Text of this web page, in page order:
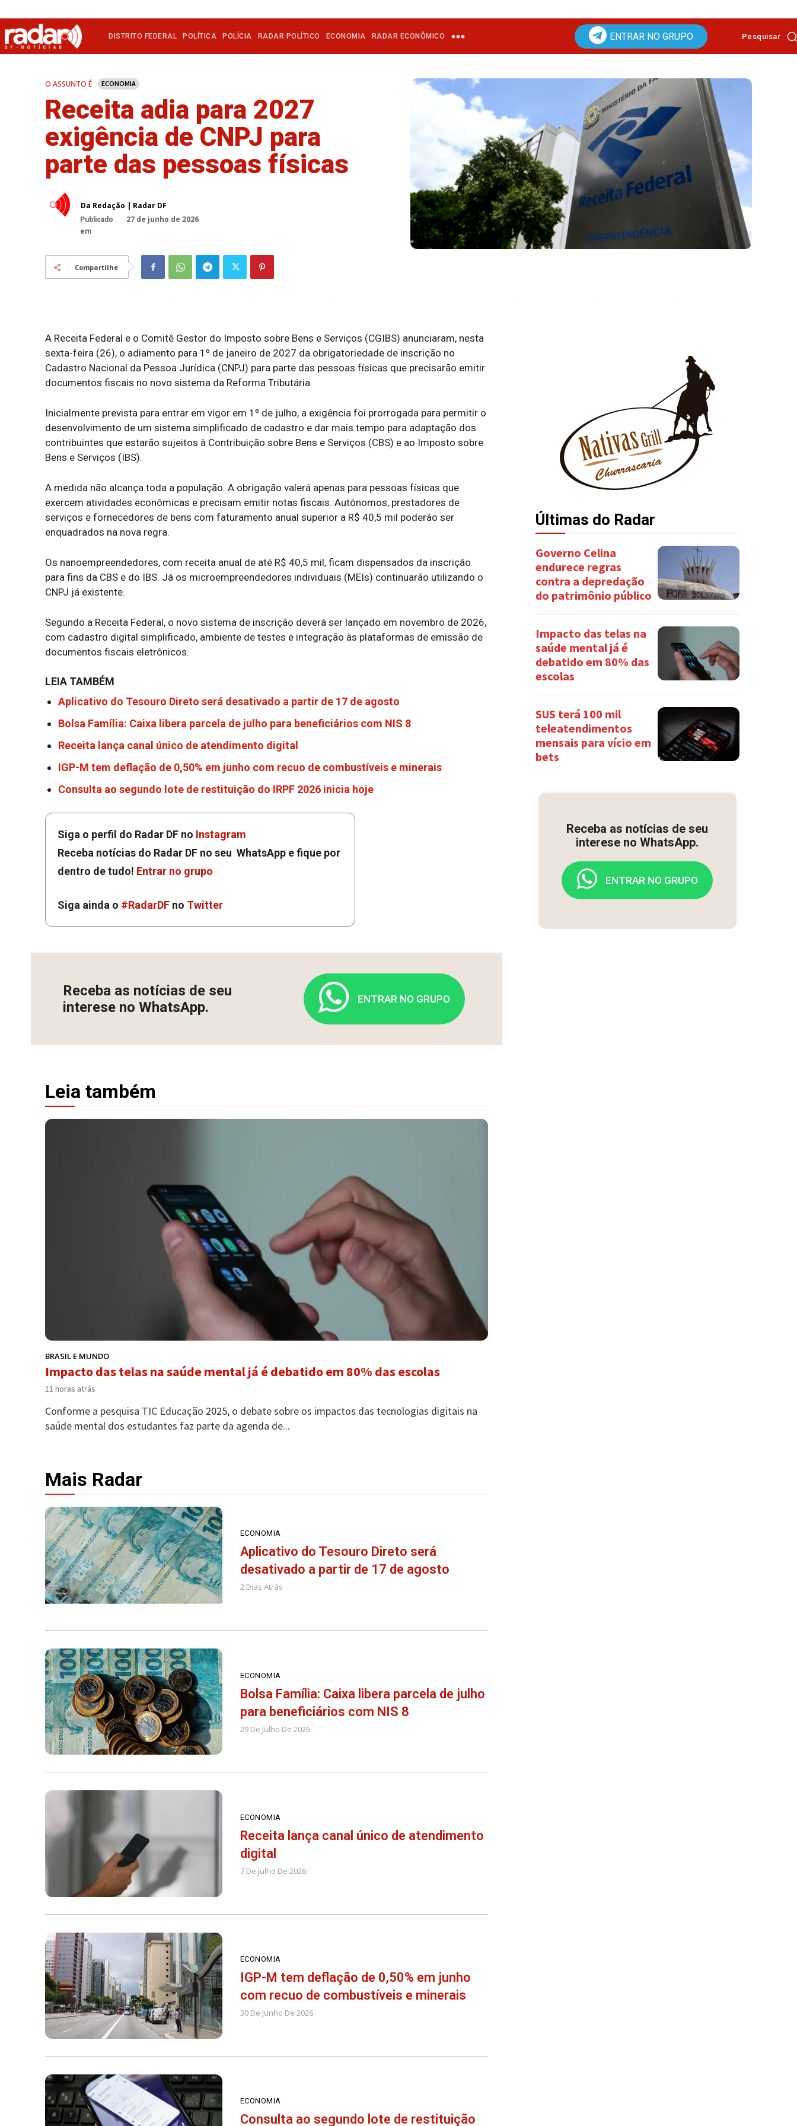
DISTRITO FEDERAL POLÍTICA POLÍCIA RADAR POLÍTICO ECONOMIA RADAR ECONÔMICO ENTRAR NO GRUPO Pesquisar
O ASSUNTO É ECONOMIA
Receita adia para 2027
exigência de CNPJ para
parte das pessoas físicas
Da Redação | Radar DF
Publicado
em
27 de junho de 2026
Compartilhe
A Receita Federal e o Comitê Gestor do Imposto sobre Bens e Serviços (CGIBS) anunciaram, nesta
sexta-feira (26), o adiamento para 1º de janeiro de 2027 da obrigatoriedade de inscrição no
Cadastro Nacional da Pessoa Jurídica (CNPJ) para parte das pessoas físicas que precisarão emitir
documentos fiscais no novo sistema da Reforma Tributária.
Inicialmente prevista para entrar em vigor em 1º de julho, a exigência foi prorrogada para permitir o
desenvolvimento de um sistema simplificado de cadastro e dar mais tempo para adaptação dos
contribuintes que estarão sujeitos à Contribuição sobre Bens e Serviços (CBS) e ao Imposto sobre
Bens e Serviços (IBS).
A medida não alcança toda a população. A obrigação valerá apenas para pessoas físicas que
exercem atividades econômicas e precisam emitir notas fiscais. Autônomos, prestadores de
serviços e fornecedores de bens com faturamento anual superior a R$ 40,5 mil poderão ser
enquadrados na nova regra.
Os nanoempreendedores, com receita anual de até R$ 40,5 mil, ficam dispensados da inscrição
para fins da CBS e do IBS. Já os microempreendedores individuais (MEIs) continuarão utilizando o
CNPJ já existente.
Segundo a Receita Federal, o novo sistema de inscrição deverá ser lançado em novembro de 2026,
com cadastro digital simplificado, ambiente de testes e integração às plataformas de emissão de
documentos fiscais eletrônicos.
LEIA TAMBÉM
Aplicativo do Tesouro Direto será desativado a partir de 17 de agosto
Bolsa Família: Caixa libera parcela de julho para beneficiários com NIS 8
Receita lança canal único de atendimento digital
IGP-M tem deflação de 0,50% em junho com recuo de combustíveis e minerais
Consulta ao segundo lote de restituição do IRPF 2026 inicia hoje
Siga o perfil do Radar DF no Instagram
Receba notícias do Radar DF no seu WhatsApp e fique por
dentro de tudo! Entrar no grupo
Siga ainda o #RadarDF no Twitter
Receba as notícias de seu
interese no WhatsApp.
ENTRAR NO GRUPO
Leia também
BRASIL E MUNDO
Impacto das telas na saúde mental já é debatido em 80% das escolas
11 horas atrás
Conforme a pesquisa TIC Educação 2025, o debate sobre os impactos das tecnologias digitais na
saúde mental dos estudantes faz parte da agenda de...
Mais Radar
ECONOMIA
Aplicativo do Tesouro Direto será
desativado a partir de 17 de agosto
2 Dias Atrás
ECONOMIA
Bolsa Família: Caixa libera parcela de julho
para beneficiários com NIS 8
29 De Julho De 2026
ECONOMIA
Receita lança canal único de atendimento
digital
7 De Julho De 2026
ECONOMIA
IGP-M tem deflação de 0,50% em junho
com recuo de combustíveis e minerais
30 De Junho De 2026
ECONOMIA
Consulta ao segundo lote de restituição
Últimas do Radar
Governo Celina
endurece regras
contra a depredação
do patrimônio público
Impacto das telas na
saúde mental já é
debatido em 80% das
escolas
SUS terá 100 mil
teleatendimentos
mensais para vício em
bets
Receba as notícias de seu
interese no WhatsApp.
ENTRAR NO GRUPO